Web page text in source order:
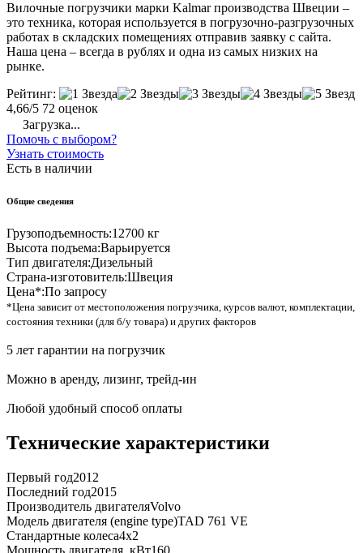
Вилочные погрузчики марки Kalmar производства Швеции –
это техника, которая используется в погрузочно-разгрузочных
работах в складских помещениях отправив заявку с сайта.
Наша цена – всегда в рублях и одна из самых низких на
рынке.
Рейтинг:
4,66/5 72 оценок
Загрузка...
Помочь с выбором?
Узнать стоимость
Есть в наличии
Общие сведения
Грузоподъемность:12700 кг
Высота подъема:Варьируется
Тип двигателя:Дизельный
Страна-изготовитель:Швеция
Цена*:По запросу
*Цена зависит от местоположения погрузчика, курсов валют, комплектации,
состояния техники (для б/у товара) и других факторов
5 лет гарантии на погрузчик
Можно в аренду, лизинг, трейд-ин
Любой удобный способ оплаты
Технические характеристики
Первый год2012
Последний год2015
Производитель двигателяVolvo
Модель двигателя (engine type)TAD 761 VE
Стандартные колеса4x2
Мощность двигателя, кВт160